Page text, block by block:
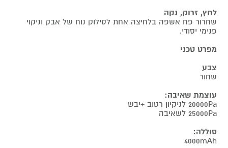
לחץ, זרוק, נקה
שחרור פח אשפה בלחיצה אחת לסילוק נוח של אבק וניקוי
פנימי יסודי.
מפרט טכני
צבע
שחור
עוצמת שאיבה:
20000Pa לניקיון רטוב +יבש
25000Pa לשאיבה
סוללה:
4000mAh